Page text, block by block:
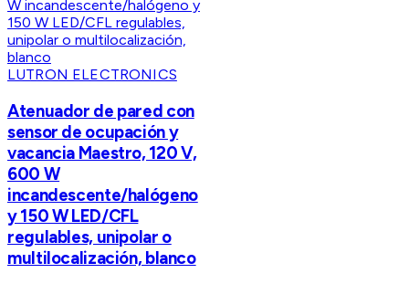
LUTRON ELECTRONICS
Atenuador de pared con
sensor de ocupación y
vacancia Maestro, 120 V,
600 W
incandescente/halógeno
y 150 W LED/CFL
regulables, unipolar o
multilocalización, blanco